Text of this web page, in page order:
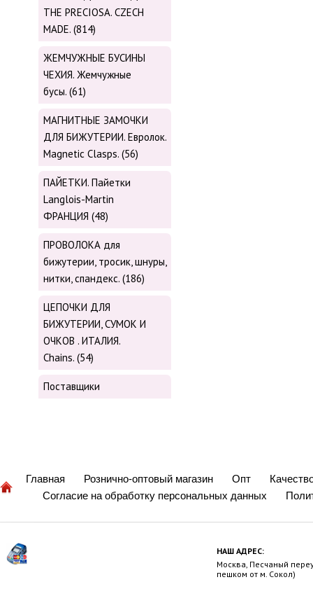
THE PRECIOSA. CZECH
MADE. (814)
ЖЕМЧУЖНЫЕ БУСИНЫ
ЧЕХИЯ. Жемчужные
бусы. (61)
МАГНИТНЫЕ ЗАМОЧКИ
ДЛЯ БИЖУТЕРИИ. Евролок.
Magnetic Сlasps. (56)
ПАЙЕТКИ. Пайетки
Langlois-Martin
ФРАНЦИЯ (48)
ПРОВОЛОКА для
бижутерии, тросик, шнуры,
нитки, cпандекс. (186)
ЦЕПОЧКИ ДЛЯ
БИЖУТЕРИИ, СУМОК И
ОЧКОВ . ИТАЛИЯ.
Chains. (54)
Поставщики
Главная Рознично-оптовый магазин Опт
Согласие на обработку персональных данных
НАШ АДРЕС:
Москва, Песчаный
пешком от м. Сокол)